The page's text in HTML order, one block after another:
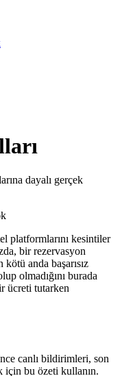
dayalı gerçek
platformlarını kesintiler
bir rezervasyon
anda başarısız
olmadığını burada
ücreti tutarken
canlı bildirimleri, son
için bu özeti kullanın.